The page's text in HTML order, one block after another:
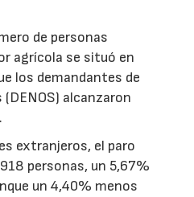
de personas
agrícola se situó en
los demandantes de
alcanzaron
extranjeros, el paro
personas, un 5,67%
un 4,40% menos